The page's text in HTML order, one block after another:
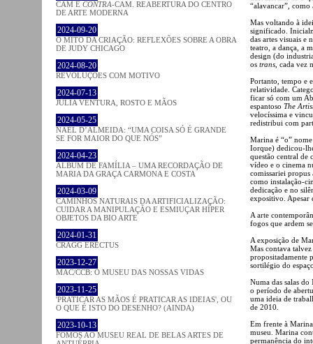
CAM E CONTRA-CAM. REABERTURA DO CENTRO
DE ARTE MODERNA
2024-09-20
O MITO DA CRIAÇÃO: REFLEXÕES SOBRE A OBRA
DE JUDY CHICAGO
2024-08-20
REVOLUÇÕES COM MOTIVO
2024-07-13
JÚLIA VENTURA, ROSTO E MÃOS
2024-05-25
NAEL D’ALMEIDA: “UMA COISA SÓ É GRANDE
SE FOR MAIOR DO QUE NÓS”
2024-04-23
ÁLBUM DE FAMÍLIA – UMA RECORDAÇÃO DE
MARIA DA GRAÇA CARMONA E COSTA
2024-03-09
CAMINHOS NATURAIS DA ARTIFICIALIZAÇÃO:
CUIDAR A MANIPULAÇÃO E ESMIUÇAR HÍPER
OBJETOS DA BIO ARTE
2024-01-31
CRAGG ERECTUS
2023-12-27
MAC/CCB: O MUSEU DAS NOSSAS VIDAS
2023-11-25
'PRATICAR AS MÃOS É PRATICAR AS IDEIAS', OU
O QUE É ISTO DO DESENHO? (AINDA)
2023-10-13
FOMOS AO MUSEU REAL DE BELAS ARTES DE
“alavancar”, como
Mas voltando à
significado.
das artes visuais e
teatro, a dança, a
design (do
os trans , cada
Portanto, tempo e
relatividade.
ficar só com um
espantoso The
velocíssima e
redistribui com
Marina é “o”
Iorque) dedicou-
questão central de
vídeo e o cinema
comissariei propus
como instalação-
dedicação e no
expositivo. Apesar
A arte
fogos que ardem
A exposição de
Mas contava
propositadamente
sortilégio do
Numa das salas
o período de
uma ideia de
de 2010.
Em frente à
museu. Marina
permanência do